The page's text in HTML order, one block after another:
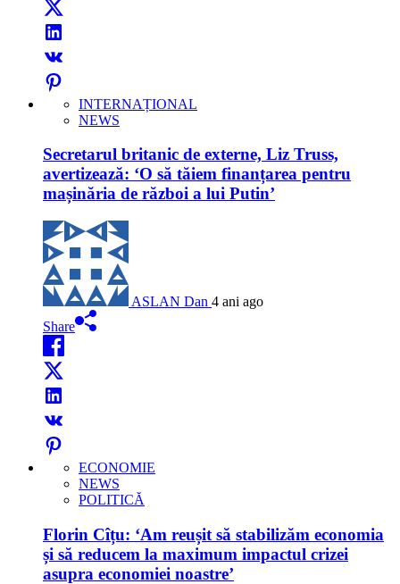
INTERNAȚIONAL
NEWS
Secretarul britanic de externe, Liz Truss,
avertizează: ‘O să tăiem finanțarea pentru
mașinăria de război a lui Putin’
ASLAN Dan 4 ani ago
Share
ECONOMIE
NEWS
POLITICĂ
Florin Cîțu: ‘Am reușit să stabilizăm economia
și să reducem la maximum impactul crizei
asupra economiei noastre’